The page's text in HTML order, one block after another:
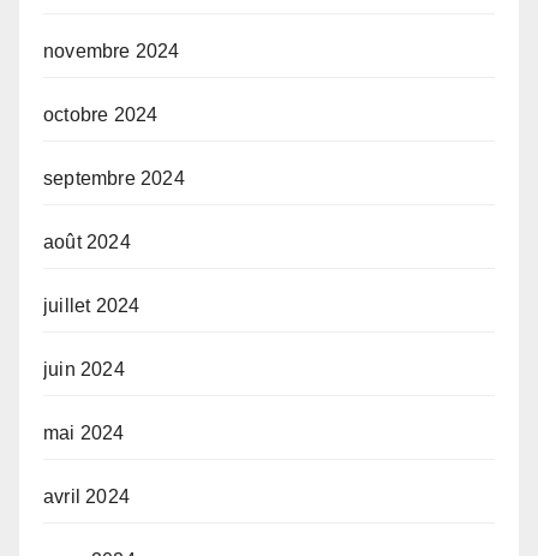
novembre 2024
octobre 2024
septembre 2024
août 2024
juillet 2024
juin 2024
mai 2024
avril 2024